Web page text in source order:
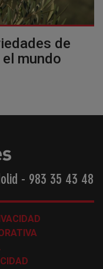
de
mundo
- 983 35 43 48